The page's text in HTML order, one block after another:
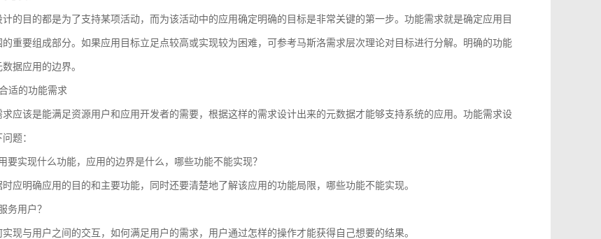
的目的都是为了支持某项活动，而为该活动中的应用确定明确的目标是非常关键的第一步。功能需求就是确定应用目
重要组成部分。如果应用目标立足点较高或实现较为困难，可参考马斯洛需求层次理论对目标进行分解。明确的功能
据应用的边界。
适的功能需求
应该是能满足资源用户和应用开发者的需要，根据这样的需求设计出来的元数据才能够支持系统的应用。功能需求设
题：
要实现什么功能，应用的边界是什么，哪些功能不能实现？
时应明确应用的目的和主要功能，同时还要清楚地了解该应用的功能局限，哪些功能不能实现。
务用户？
实现与用户之间的交互，如何满足用户的需求，用户通过怎样的操作才能获得自己想要的结果。